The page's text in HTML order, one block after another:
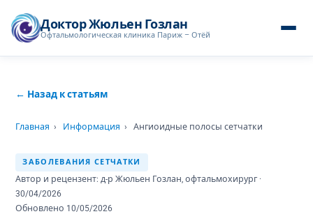
Доктор Жюльен Гозлан
Офтальмологическая клиника Париж – Отёй
← Назад к статьям
Главная › Информация › Ангиоидные полосы сетчатки
ЗАБОЛЕВАНИЯ СЕТЧАТКИ
Автор и рецензент: д-р Жюльен Гозлан, офтальмохирург ·
30/04/2026
Обновлено 10/05/2026